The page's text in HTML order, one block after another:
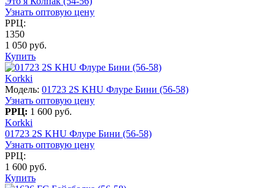
Узнать оптовую цену
РРЦ:
1350
1 050 руб.
Купить
Korkki
Модель: 01723 2S KHU Флуре Бини (56-58)
Узнать оптовую цену
РРЦ: 1 600 руб.
Korkki
01723 2S KHU Флуре Бини (56-58)
Узнать оптовую цену
РРЦ:
1 600 руб.
Купить